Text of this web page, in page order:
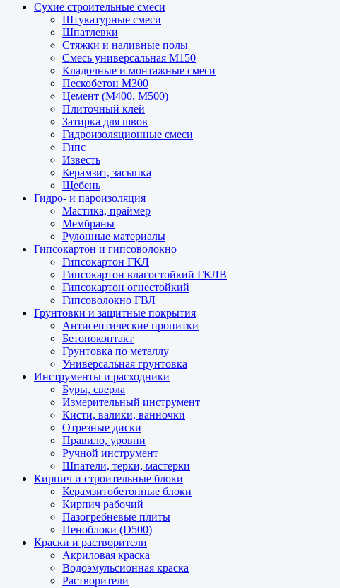
Сухие строительные смеси
Штукатурные смеси
Шпатлевки
Стяжки и наливные полы
Смесь универсальная М150
Кладочные и монтажные смеси
Пескобетон М300
Цемент (М400, М500)
Плиточный клей
Затирка для швов
Гидроизоляционные смеси
Гипс
Известь
Керамзит, засыпка
Щебень
Гидро- и пароизоляция
Мастика, праймер
Мембраны
Рулонные материалы
Гипсокартон и гипсоволокно
Гипсокартон ГКЛ
Гипсокартон влагостойкий ГКЛВ
Гипсокартон огнестойкий
Гипсоволокно ГВЛ
Грунтовки и защитные покрытия
Антисептические пропитки
Бетоноконтакт
Грунтовка по металлу
Универсальная грунтовка
Инструменты и расходники
Буры, сверла
Измерительный инструмент
Кисти, валики, ванночки
Отрезные диски
Правило, уровни
Ручной инструмент
Шпатели, терки, мастерки
Кирпич и строительные блоки
Керамзитобетонные блоки
Кирпич рабочий
Пазогребневые плиты
Пеноблоки (D500)
Краски и растворители
Акриловая краска
Водоэмульсионная краска
Растворители